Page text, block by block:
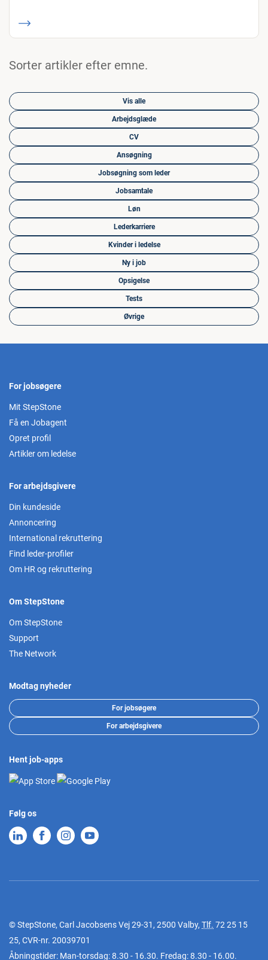
Sorter artikler efter emne.
Vis alle
Arbejdsglæde
CV
Ansøgning
Jobsøgning som leder
Jobsamtale
Løn
Lederkarriere
Kvinder i ledelse
Ny i job
Opsigelse
Tests
Øvrige
For jobsøgere
Mit StepStone
Få en Jobagent
Opret profil
Artikler om ledelse
For arbejdsgivere
Din kundeside
Annoncering
International rekruttering
Find leder-profiler
Om HR og rekruttering
Om StepStone
Om StepStone
Support
The Network
Modtag nyheder
For jobsøgere
For arbejdsgivere
Hent job-apps
Følg os
© StepStone, Carl Jacobsens Vej 29-31, 2500 Valby, Tlf. 72 25 15
25, CVR-nr. 20039701
Åbningstider: Man-torsdag: 8.30 - 16.30. Fredag: 8.30 - 16.00.